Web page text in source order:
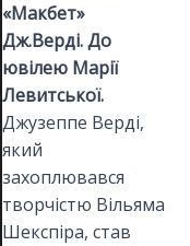
«Макбет»
Дж.Верді. До
ювілею Марії
Левитської.
Джузеппе Верді,
який
захоплювався
творчістю Вільяма
Шекспіра, став